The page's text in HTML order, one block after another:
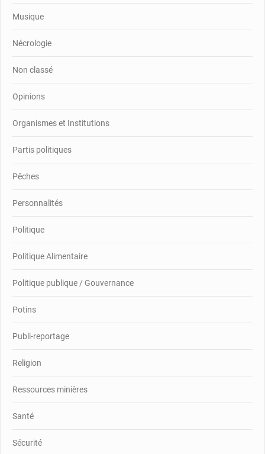
Musique
Nécrologie
Non classé
Opinions
Organismes et Institutions
Partis politiques
Pêches
Personnalités
Politique
Politique Alimentaire
Politique publique / Gouvernance
Potins
Publi-reportage
Religion
Ressources minières
Santé
Sécurité